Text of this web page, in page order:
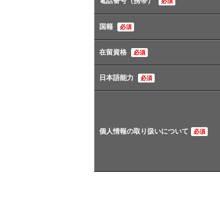
国籍 必須
在留資格 必須
日本語能力 必須
個人情報の取り扱いについて 必須